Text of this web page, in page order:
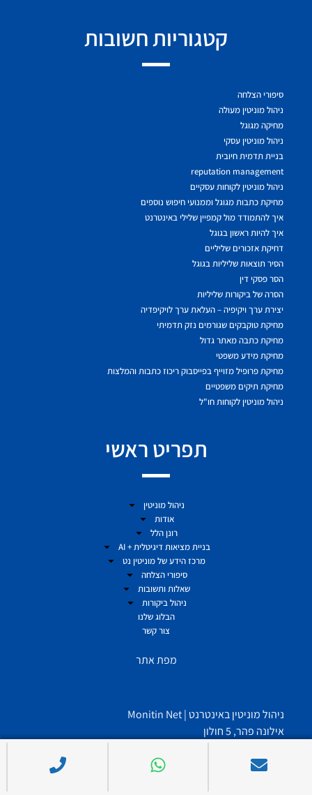
קטגוריות חשובות
סיפורי הצלחה
ניהול מוניטין מעולה
מחיקה מגוגל
ניהול מוניטין עסקי
בניית תדמית חיובית
reputation management
ניהול מוניטין לקוחות עסקיים
מחיקת כתבות מגוגל וממנועי חיפוש נוספים
איך להתמודד מול קמפיין שלילי באינטרנט
איך להיות ראשון בגוגל
דחיקת אזכורים שליליים
הסיר תוצאות שליליות בגוגל
הסר פסקי דין
הסרה של ביקורות שליליות
יצירת ערך ויקיפיה – העלאת ערך לויקיפדיה
מחיקת טוקבקים שגורמים נזק תדמיתי
מחיקת כתבה מאתר גדול
מחיקת מידע משפטי
מחיקת פרופיל מזוייף בפייסבוק ריכוז כתבות והמלצות
מחיקת תיקים משפטיים
ניהול מוניטין לקוחות חו"ל
תפריט ראשי
ניהול מוניטין
אודות
רונן הלל
בניית מציאות דיגיטלית + AI
מרכז הידע של מוניטין נט
סיפורי הצלחה
שאלות ותשובות
ניהול ביקורות
הבלוג שלנו
צור קשר
מפת אתר
ניהול מוניטין באינטרנט | Monitin Net
אילונה פהר, 5 חולון
972-522508109